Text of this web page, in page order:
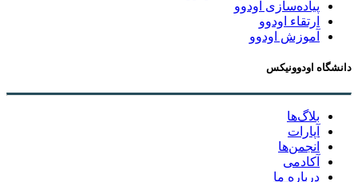
پیاده‌سازی اودوو
ارتقاء اودوو
آموزش اودوو
دانشگاه اودوونیکس
بلاگ‌ها
آپارات
انجمن‌ها
آکادمی
درباره ما